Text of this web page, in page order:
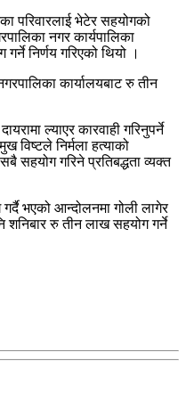
परिवारलाई भेटेर सहयोगको
नगर कार्यपालिका
निर्णय गरिएको थियो ।
कार्यालयबाट रु तीन
ल्याएर कारवाही गरिनुपर्ने
विष्टले निर्मला हत्याको
सहयोग गरिने प्रतिबद्धता व्यक्त
गर्दै भएको आन्दोलनमा गोली लागेर
शनिबार रु तीन लाख सहयोग गर्ने